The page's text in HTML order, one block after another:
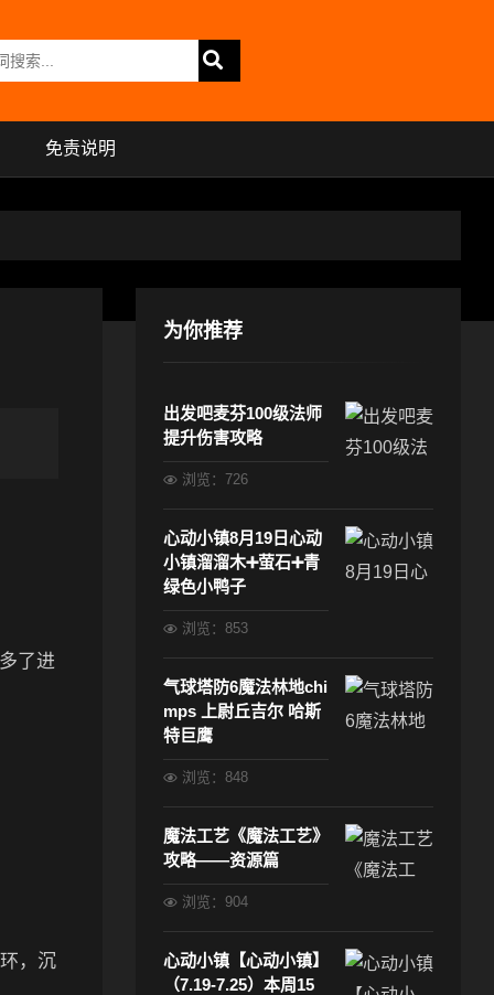
免责说明
了进
，沉
为你推荐
出发吧麦芬100级法师
提升伤害攻略
浏览：726
心动小镇8月19日心动
小镇溜溜木➕萤石➕青
绿色小鸭子
浏览：853
气球塔防6魔法林地chi
mps 上尉丘吉尔 哈斯
特巨鹰
浏览：848
魔法工艺《魔法工艺》
攻略——资源篇
浏览：904
心动小镇【心动小镇】
（7.19-7.25）本周15